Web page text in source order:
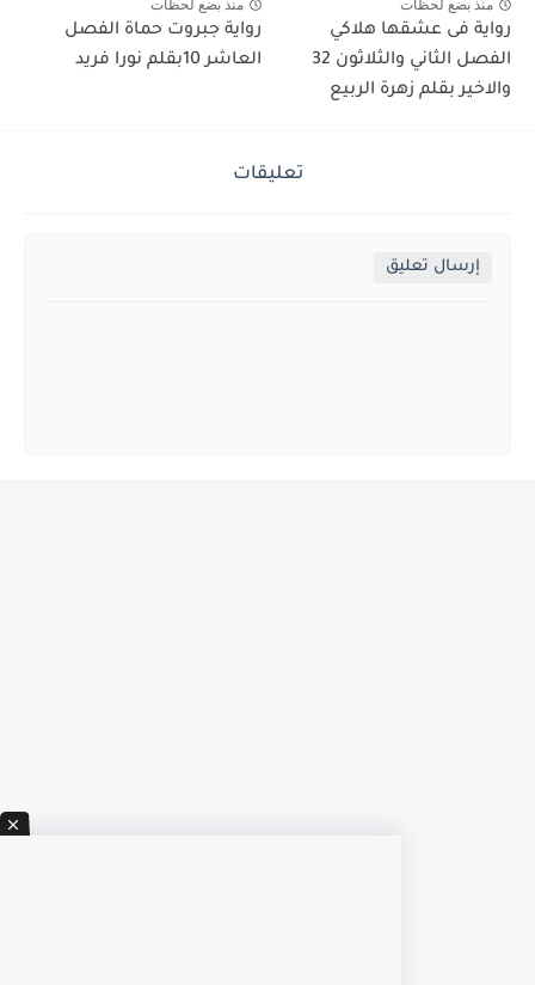
منذ بضع لحظات
رواية فى عشقها هلاكي
الفصل الثاني والثلاثون 32
والاخير بقلم زهرة الربيع
منذ بضع لحظات
رواية جبروت حماة الفصل
العاشر 10بقلم نورا فريد
تعليقات
إرسال تعليق